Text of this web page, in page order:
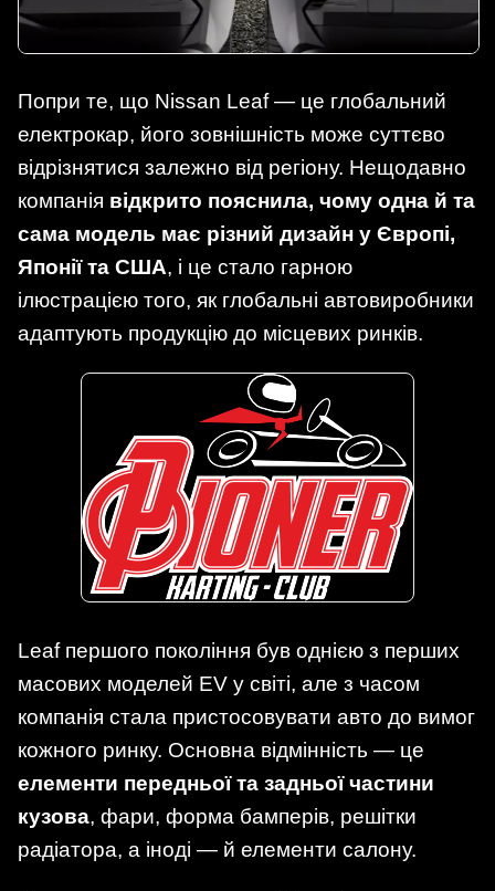
Попри те, що Nissan Leaf — це глобальний
електрокар, його зовнішність може суттєво
відрізнятися залежно від регіону. Нещодавно
компанія відкрито пояснила, чому одна й та
сама модель має різний дизайн у Європі,
Японії та США, і це стало гарною
ілюстрацією того, як глобальні автовиробники
адаптують продукцію до місцевих ринків.
Leaf першого покоління був однією з перших
масових моделей EV у світі, але з часом
компанія стала пристосовувати авто до вимог
кожного ринку. Основна відмінність — це
елементи передньої та задньої частини
кузова, фари, форма бамперів, решітки
радіатора, а іноді — й елементи салону.